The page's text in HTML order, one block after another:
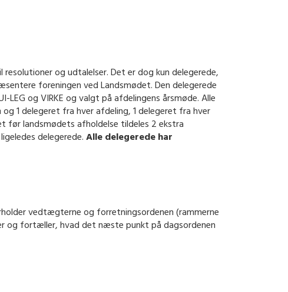
og udtalelser. Det er dog kun delegerede,
foreningen ved Landsmødet. Den delegerede
og VIRKE og valgt på afdelingens årsmøde. Alle
1 delegeret fra hver afdeling, 1 delegeret fra hver
før landsmødets afholdelse tildeles 2 ekstra
delegerede.Alle delegerede har
vedtægterne og forretningsordenen (rammerne
og fortæller, hvad det næste punkt på dagsordenen